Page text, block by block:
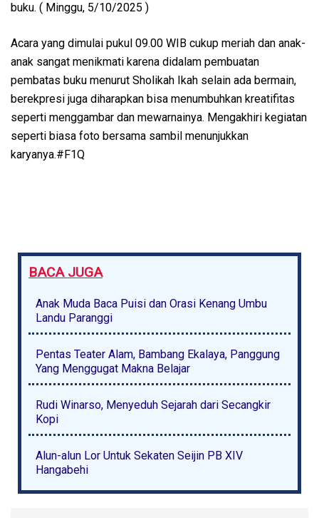
buku. ( Minggu, 5/10/2025 )
Acara yang dimulai pukul 09.00 WIB cukup meriah dan anak-
anak sangat menikmati karena didalam pembuatan
pembatas buku menurut Sholikah Ikah selain ada bermain,
berekpresi juga diharapkan bisa menumbuhkan kreatifitas
seperti menggambar dan mewarnainya. Mengakhiri kegiatan
seperti biasa foto bersama sambil menunjukkan
karyanya.#F1Q
BACA JUGA
Anak Muda Baca Puisi dan Orasi Kenang Umbu
Landu Paranggi
Pentas Teater Alam, Bambang Ekalaya, Panggung
Yang Menggugat Makna Belajar
Rudi Winarso, Menyeduh Sejarah dari Secangkir
Kopi
Alun-alun Lor Untuk Sekaten Seijin PB XIV
Hangabehi